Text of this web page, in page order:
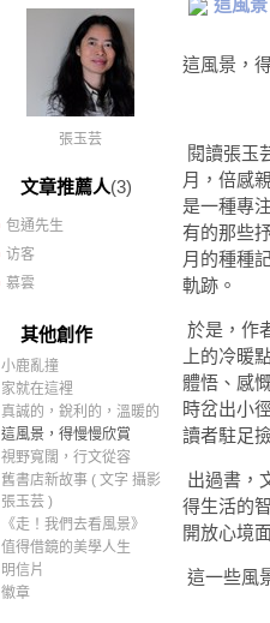
張玉芸
文章推薦人(3)
包通先生
访客
慕雲
其他創作
小鹿亂撞
家就在這裡
真誠的，銳利的，溫暖的
這風景，得慢慢欣賞
視野寬闊，行文從容
舊書店新故事 ( 文字 攝影
張玉芸 )
《走！我們去看風景》
值得借鏡的美學人生
明信片
徽章
這風
這風景，
閱讀張玉
月，倍感
是一種專
有的那些
月的種種
軌跡。
於是，作
上的冷暖
體悟、感
時岔出小
讀者駐足
出過書，
得生活的
開放心境
這一些風